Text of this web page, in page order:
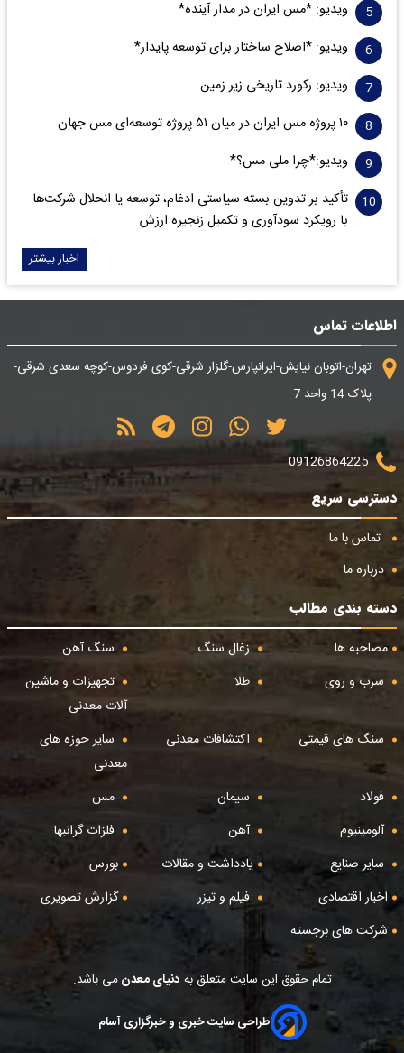
ویدیو: *مس ایران در مدار آینده*
ویدیو: *اصلاح ساختار برای توسعه پایدار*
ویدیو: رکورد تاریخی زیر زمین
۱۰ پروژه مس ایران در میان ۵۱ پروژه توسعه‌ای مس جهان
ویدیو:*چرا ملی مس؟*
تأکید بر تدوین بسته سیاستی ادغام، توسعه یا انحلال شرکت‌ها
با رویکرد سودآوری و تکمیل زنجیره ارزش
اخبار بیشتر
اطلاعات تماس
تهران-اتوبان نیایش-ایرانپارس-گلزار شرقی-کوی فردوس-کوچه سعدی شرقی-
پلاک 14 واحد 7
09126864225
دسترسی سریع
تماس با ما
درباره ما
دسته بندی مطالب
مصاحبه ها
زغال سنگ
سنگ آهن
سرب و روی
طلا
تجهیزات و ماشین
آلات معدنی
سنگ های قیمتی
اکتشافات معدنی
سایر حوزه های
معدنی
فولاد
سیمان
مس
آلومینیوم
آهن
فلزات گرانبها
سایر صنایع
یادداشت و مقالات
بورس
اخبار اقتصادی
فیلم و تیزر
گزارش تصویری
شرکت های برجسته
تمام حقوق این سایت متعلق به دنیای معدنمی باشد.
طراحی سایت خبری و خبرگزاری آسام